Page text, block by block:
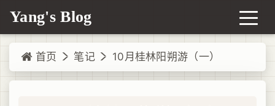
Yang's Blog
首页 笔记 10月桂林阳朔游（一）